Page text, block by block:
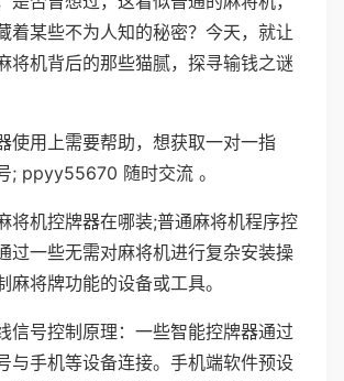
着某些不为人知的秘密？今天，就让
将机背后的那些猫腻，探寻输钱之谜
使用上需要帮助，想获取一对一指
; ppyy55670 随时交流 。
将机控牌器在哪装;普通麻将机程序控
过一些无需对麻将机进行复杂安装操
麻将牌功能的设备或工具。
信号控制原理：一些智能控牌器通过
与手机等设备连接。手机端软件预设